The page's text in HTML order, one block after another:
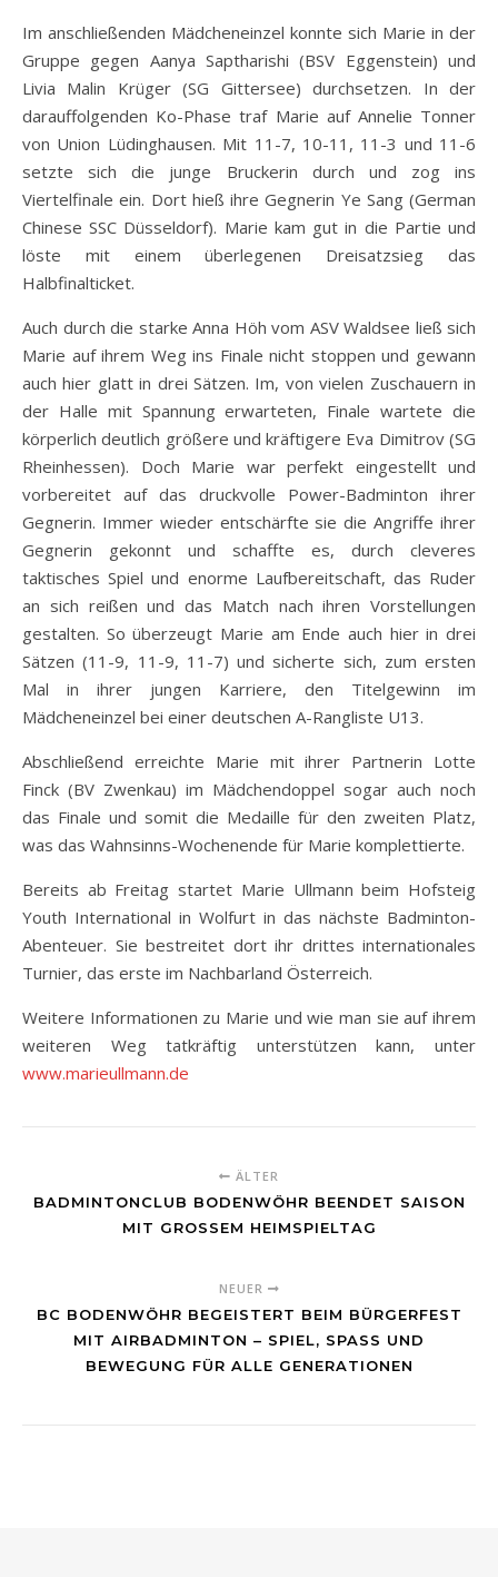
Im anschließenden Mädcheneinzel konnte sich Marie in der
Gruppe gegen Aanya Saptharishi (BSV Eggenstein) und
Livia Malin Krüger (SG Gittersee) durchsetzen. In der
darauffolgenden Ko-Phase traf Marie auf Annelie Tonner
von Union Lüdinghausen. Mit 11-7, 10-11, 11-3 und 11-6
setzte sich die junge Bruckerin durch und zog ins
Viertelfinale ein. Dort hieß ihre Gegnerin Ye Sang (German
Chinese SSC Düsseldorf). Marie kam gut in die Partie und
löste mit einem überlegenen Dreisatzsieg das
Halbfinalticket.
Auch durch die starke Anna Höh vom ASV Waldsee ließ sich
Marie auf ihrem Weg ins Finale nicht stoppen und gewann
auch hier glatt in drei Sätzen. Im, von vielen Zuschauern in
der Halle mit Spannung erwarteten, Finale wartete die
körperlich deutlich größere und kräftigere Eva Dimitrov (SG
Rheinhessen). Doch Marie war perfekt eingestellt und
vorbereitet auf das druckvolle Power-Badminton ihrer
Gegnerin. Immer wieder entschärfte sie die Angriffe ihrer
Gegnerin gekonnt und schaffte es, durch cleveres
taktisches Spiel und enorme Laufbereitschaft, das Ruder
an sich reißen und das Match nach ihren Vorstellungen
gestalten. So überzeugt Marie am Ende auch hier in drei
Sätzen (11-9, 11-9, 11-7) und sicherte sich, zum ersten
Mal in ihrer jungen Karriere, den Titelgewinn im
Mädcheneinzel bei einer deutschen A-Rangliste U13.
Abschließend erreichte Marie mit ihrer Partnerin Lotte
Finck (BV Zwenkau) im Mädchendoppel sogar auch noch
das Finale und somit die Medaille für den zweiten Platz,
was das Wahnsinns-Wochenende für Marie komplettierte.
Bereits ab Freitag startet Marie Ullmann beim Hofsteig
Youth International in Wolfurt in das nächste Badminton-
Abenteuer. Sie bestreitet dort ihr drittes internationales
Turnier, das erste im Nachbarland Österreich.
Weitere Informationen zu Marie und wie man sie auf ihrem
weiteren Weg tatkräftig unterstützen kann, unter
www.marieullmann.de
ÄLTER
BADMINTONCLUB BODENWÖHR BEENDET SAISON
MIT GROSSEM HEIMSPIELTAG
NEUER
BC BODENWÖHR BEGEISTERT BEIM BÜRGERFEST
MIT AIRBADMINTON – SPIEL, SPASS UND B
EWEGUNG FÜR ALLE GENERATIONEN